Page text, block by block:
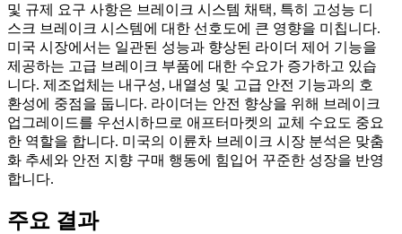
및 규제 요구 사항은 브레이크 시스템 채택, 특히 고성능 디
스크 브레이크 시스템에 대한 선호도에 큰 영향을 미칩니다.
미국 시장에서는 일관된 성능과 향상된 라이더 제어 기능을
제공하는 고급 브레이크 부품에 대한 수요가 증가하고 있습
니다. 제조업체는 내구성, 내열성 및 고급 안전 기능과의 호
환성에 중점을 둡니다. 라이더는 안전 향상을 위해 브레이크
업그레이드를 우선시하므로 애프터마켓의 교체 수요도 중요
한 역할을 합니다. 미국의 이륜차 브레이크 시장 분석은 맞춤
화 추세와 안전 지향 구매 행동에 힘입어 꾸준한 성장을 반영
합니다.
주요 결과